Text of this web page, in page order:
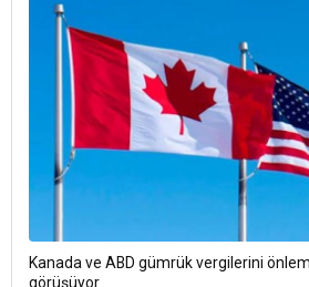
Kanada ve ABD gümrük vergilerini
görüşüyor